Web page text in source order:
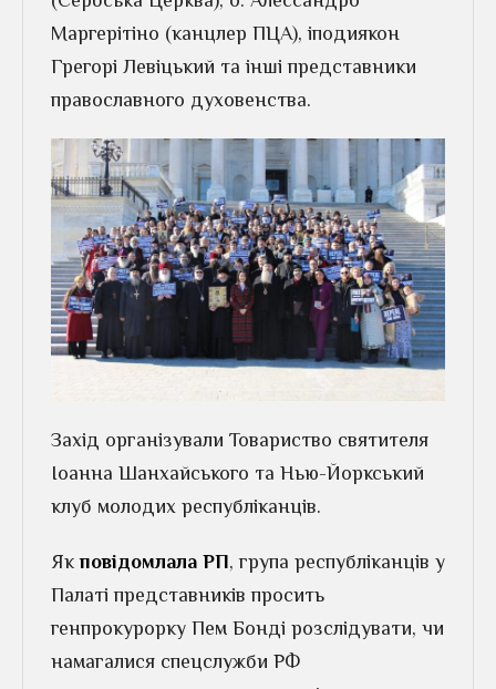
Маргерітіно (канцлер ПЦА), іподиякон
Грегорі Левіцький та інші представники
православного духовенства.
Захід організували Товариство святителя
Іоанна Шанхайського та Нью-Йоркський
клуб молодих республіканців.
Якповідомлала РП, група республіканців у
Палаті представників просить
генпрокурорку Пем Бонді розслідувати, чи
намагалися спецслужби РФ